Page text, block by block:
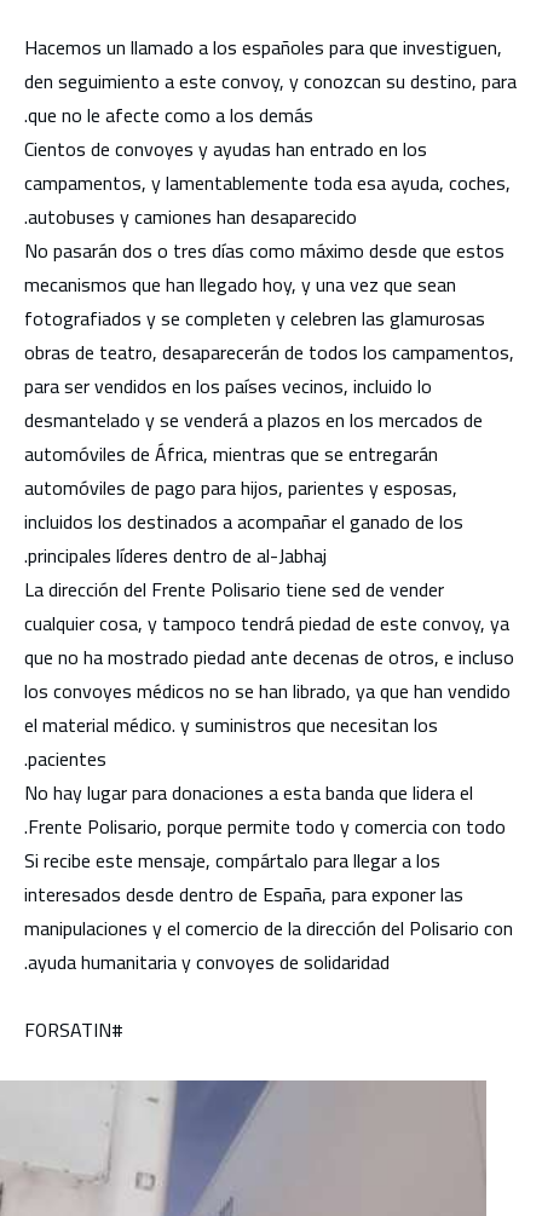
Hacemos un llamado a los españoles para que investiguen,
den seguimiento a este convoy, y conozcan su destino, para
que no le afecte como a los demás.
Cientos de convoyes y ayudas han entrado en los
campamentos, y lamentablemente toda esa ayuda, coches,
autobuses y camiones han desaparecido.
No pasarán dos o tres días como máximo desde que estos
mecanismos que han llegado hoy, y una vez que sean
fotografiados y se completen y celebren las glamurosas
obras de teatro, desaparecerán de todos los campamentos,
para ser vendidos en los países vecinos, incluido lo
desmantelado y se venderá a plazos en los mercados de
automóviles de África, mientras que se entregarán
automóviles de pago para hijos, parientes y esposas,
incluidos los destinados a acompañar el ganado de los
principales líderes dentro de al-Jabhaj.
La dirección del Frente Polisario tiene sed de vender
cualquier cosa, y tampoco tendrá piedad de este convoy, ya
que no ha mostrado piedad ante decenas de otros, e incluso
los convoyes médicos no se han librado, ya que han vendido
el material médico. y suministros que necesitan los
pacientes.
No hay lugar para donaciones a esta banda que lidera el
Frente Polisario, porque permite todo y comercia con todo.
Si recibe este mensaje, compártalo para llegar a los
interesados ​​desde dentro de España, para exponer las
manipulaciones y el comercio de la dirección del Polisario con
ayuda humanitaria y convoyes de solidaridad.
#FORSATIN